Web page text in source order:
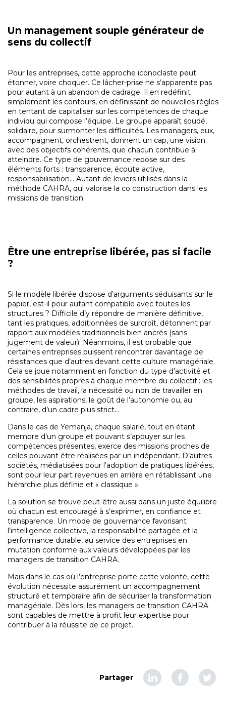
Un management souple générateur de
sens du collectif
Pour les entreprises, cette approche iconoclaste peut
étonner, voire choquer. Ce lâcher-prise ne s’apparente pas
pour autant à un abandon de cadrage. Il en redéfinit
simplement les contours, en définissant de nouvelles règles
en tentant de capitaliser sur les compétences de chaque
individu qui compose l’équipe. Le groupe apparaît soudé,
solidaire, pour surmonter les difficultés. Les managers, eux,
accompagnent, orchestrent, donnent un cap, une vision
avec des objectifs cohérents, que chacun contribue à
atteindre. Ce type de gouvernance repose sur des
éléments forts : transparence, écoute active,
responsabilisation… Autant de leviers utilisés dans la
méthode CAHRA, qui valorise la co construction dans les
missions de transition.
Être une entreprise libérée, pas si facile
?
Si le modèle libérée dispose d’arguments séduisants sur le
papier, est-il pour autant compatible avec toutes les
structures ? Difficile d’y répondre de manière définitive,
tant les pratiques, additionnées de surcroît, détonnent par
rapport aux modèles traditionnels bien ancrés (sans
jugement de valeur). Néanmoins, il est probable que
certaines entreprises puissent rencontrer davantage de
résistances que d’autres devant cette culture managériale.
Cela se joue notamment en fonction du type d’activité et
des sensibilités propres à chaque membre du collectif : les
méthodes de travail, la nécessité ou non de travailler en
groupe, les aspirations, le goût de l’autonomie ou, au
contraire, d’un cadre plus strict…
Dans le cas de Yemanja, chaque salarié, tout en étant
membre d’un groupe et pouvant s’appuyer sur les
compétences présentes, exerce des missions proches de
celles pouvant être réalisées par un indépendant. D’autres
sociétés, médiatisées pour l’adoption de pratiques libérées,
sont pour leur part revenues en arrière en rétablissant une
hiérarchie plus définie et « classique ».
La solution se trouve peut-être aussi dans un juste équilibre
où chacun est encouragé à s’exprimer, en confiance et
transparence. Un mode de gouvernance favorisant
l’intelligence collective, la responsabilité partagée et la
performance durable, au service des entreprises en
mutation conforme aux valeurs développées par les
managers de transition CAHRA.
Mais dans le cas où l’entreprise porte cette volonté, cette
évolution nécessite assurément un accompagnement
structuré et temporaire afin de sécuriser la transformation
managériale. Dès lors, les managers de transition CAHRA
sont capables de mettre à profit leur expertise pour
contribuer à la réussite de ce projet.
Partager